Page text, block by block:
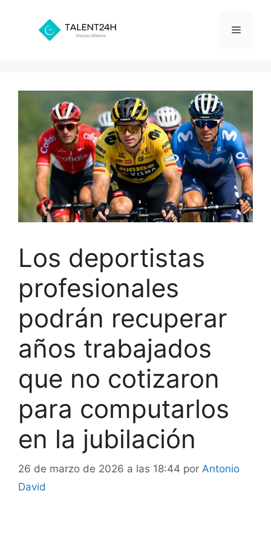
contenido
Menú
Los deportistas
profesionales
podrán recuperar
años trabajados
que no cotizaron
para computarlos
en la jubilación
26 de marzo de 2026 a las 18:44 por Antonio
David